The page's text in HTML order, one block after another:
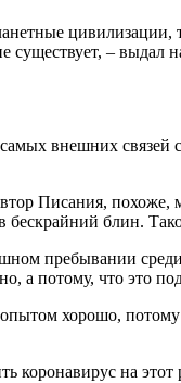
существует, –
внешних
Писания,
бескрайний блин.
пребывании
а потому, что это
хорошо, потому
коронавирус на